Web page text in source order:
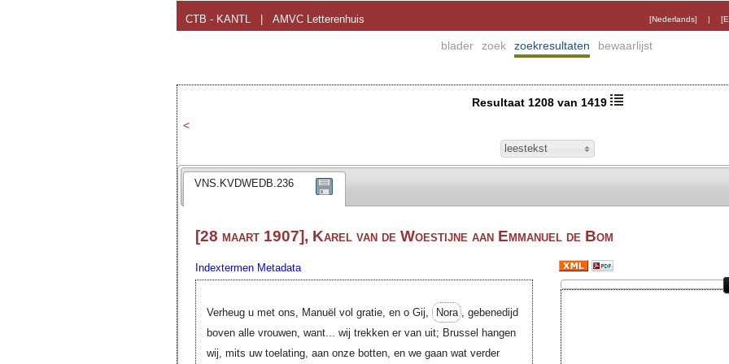
CTB - KANTL AMVC Letterenhuis |
[Nederlands]
blader zoek zoekresultaten bewaarlijst
<
Resultaat 1208 van 1419
leestekst
VNS.KVDWEDB.236
[28 maart 1907], Karel van de Woestijne aan Emmanuel de Bom
Indextermen Metadata
Verheug u met ons, Manuël vol gratie, en o Gij, Nora , gebenedijd
boven alle vrouwen, want... wij trekken er van uit; Brussel hangen
wij, mits uw toelating, aan onze botten, en we gaan wat verder